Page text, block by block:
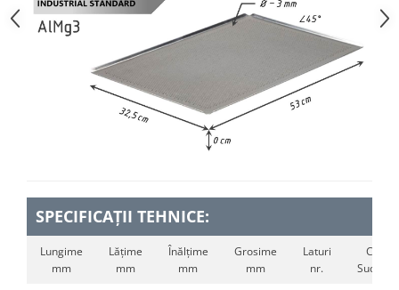
SPECIFICAȚII TEHNICE:
Lungime
mm
Lățime
mm
Înălțime
mm
Grosime
mm
Laturi
nr.
Colțuri
Sudate